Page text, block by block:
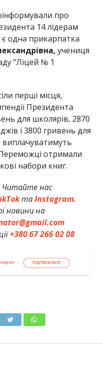
про
14 лідерам
одна прикарпатка
учениця
“Ліцей № 1
перші місця,
Президента
для школярів, 2870
і 3800 гривень для
виплачуватимуть
отримали
набори книг.
Читайте нас
таInstagram.
новини на
+380 67 266 02 08